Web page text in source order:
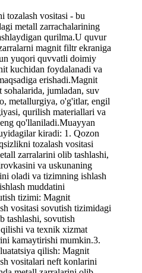
tozalash vositasi - bu
metall zarrachalarining
qurilma.U quvur
magnit filtr ekraniga
yuqori quvvatli doimiy
kuchidan foydalanadi va
erishadi.Magnit
sohalarida, jumladan, suv
metallurgiya, o'g'itlar, engil
qurilish materiallari va
qo'llaniladi.Muayyan
kiradi: 1. Qozon
tozalash vositasi
zarralarini olib tashlashi,
va uskunaning
oladi va tizimning ishlash
muddatini
tizimi: Magnit
vositasi sovutish tizimidagi
tashlashi, sovutish
va texnik xizmat
kamaytirishi mumkin.3.
qilish: Magnit
vositalari neft konlarini